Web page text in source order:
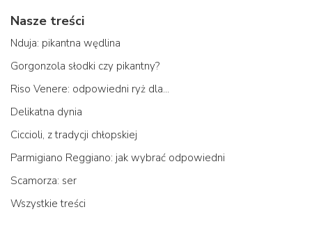
Nasze treści
Nduja: pikantna wędlina
Gorgonzola słodki czy pikantny?
Riso Venere: odpowiedni ryż dla...
Delikatna dynia
Ciccioli, z tradycji chłopskiej
Parmigiano Reggiano: jak wybrać odpowiedni
Scamorza: ser
Wszystkie treści